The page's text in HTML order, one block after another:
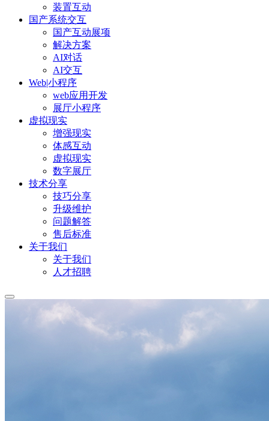
装置互动
国产系统交互
国产互动展项
解决方案
AI对话
AI交互
Web|小程序
web应用开发
展厅小程序
虚拟现实
增强现实
体感互动
虚拟现实
数字展厅
技术分享
技巧分享
升级维护
问题解答
售后标准
关于我们
关于我们
人才招聘